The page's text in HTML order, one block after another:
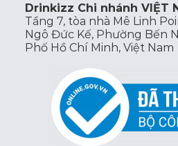
Drinkizz Chi nhánh VIỆT
Tầng 7, tòa nhà Mê Linh
Ngô Đức Kế, Phường Bến
Phố Hồ Chí Minh, Việt Nam